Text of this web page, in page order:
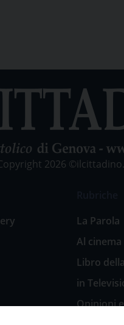
2026
La Parola
Al cinema
Libro
in
Opinioni